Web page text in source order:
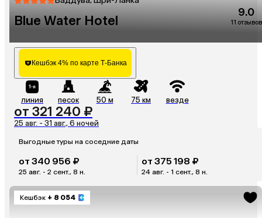
Blue Water Hotel
9.0
11 отзывов
Кешбэк 4% по карте Т-Банка
линия песок 50 м 75 км везде
от 321 240 ₽
25 авг. - 31 авг., 6 ночей
Выгодные туры на соседние даты
от 340 956 ₽
25 авг. - 2 сент., 8 н.
от 375 198 ₽
24 авг. - 1 сент., 8 н.
Кешбэк + 8 054